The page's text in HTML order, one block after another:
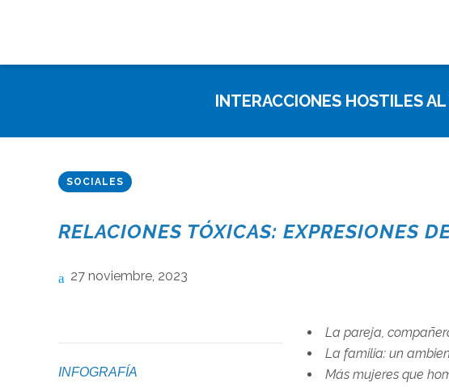
INTERACCIONES HOSTILES
SOCIALES
RELACIONES TÓXICAS: EXPRESIONES
27 noviembre, 2023
INFOGRAFÍA
La pareja,
La familia: un
Más mujeres que